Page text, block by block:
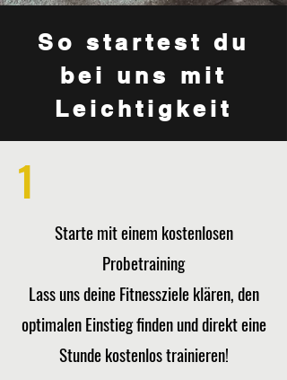
So startest du
bei uns mit
Leichtigkeit
1
Starte mit einem kostenlosen
Probetraining
Lass uns deine Fitnessziele klären, den
optimalen Einstieg finden und direkt eine
Stunde kostenlos trainieren!